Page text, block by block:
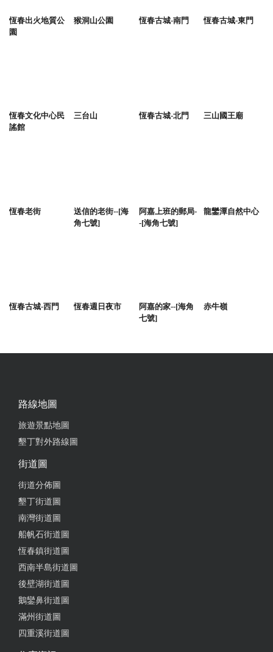
恆春出火地質公
園
猴洞山公園 恆春古城-南門 恆春古城-東門
恆春文化中心民
謠館
三台山 恆春古城-北門 三山國王廟
恆春老街
送信的老街--[海
角七號]
阿嘉上班的郵局-
-[海角七號]
龍鑾潭自然中心
恆春古城-西門 恆春週日夜市
阿嘉的家--[海角
七號]
赤牛嶺
路線地圖
旅遊景點地圖
墾丁對外路線圖
街道圖
街道分佈圖
墾丁街道圖
南灣街道圖
船帆石街道圖
恆春鎮街道圖
西南半島街道圖
後壁湖街道圖
鵝鑾鼻街道圖
滿州街道圖
四重溪街道圖